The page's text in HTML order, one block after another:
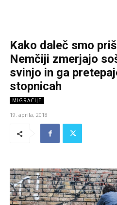
Kako daleč smo
Nemčiji zmerjajo
svinjo in ga
stopnicah
MIGRACIJE
19. aprila, 2018